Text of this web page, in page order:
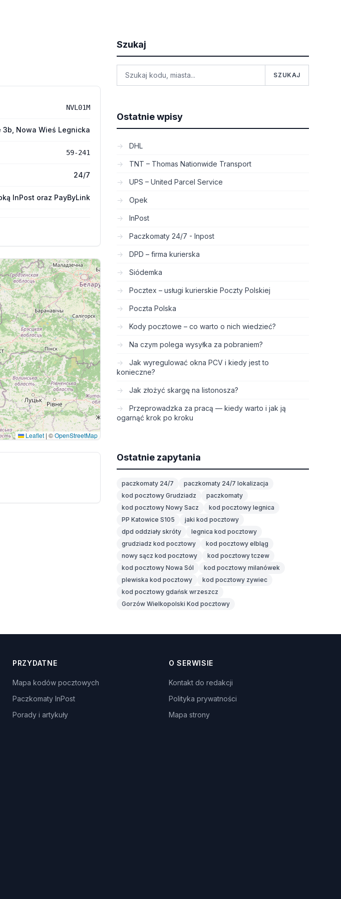
NVL01M
3b, Nowa Wieś Legnicka
59-241
24/7
InPost oraz PayByLink
Leaflet | ©OpenStreetMap
Szukaj
SZUKAJ
Ostatnie wpisy
DHL
TNT – Thomas Nationwide Transport
UPS – United Parcel Service
Opek
InPost
Paczkomaty 24/7 - Inpost
DPD – firma kurierska
Siódemka
Pocztex – usługi kurierskie Poczty Polskiej
Poczta Polska
Kody pocztowe – co warto o nich wiedzieć?
Na czym polega wysyłka za pobraniem?
Jak wyregulować okna PCV i kiedy jest to
konieczne?
Jak złożyć skargę na listonosza?
Przeprowadzka za pracą — kiedy warto i jak ją
ogarnąć krok po kroku
Ostatnie zapytania
paczkomaty 24/7
paczkomaty 24/7 lokalizacja
kod pocztowy Grudziadz
paczkomaty
kod pocztowy Nowy Sacz
kod pocztowy legnica
PP Katowice S105
jaki kod pocztowy
dpd oddziały skróty
legnica kod pocztowy
grudziadz kod pocztowy
kod pocztowy elbląg
nowy sącz kod pocztowy
kod pocztowy tczew
kod pocztowy Nowa Sól
kod pocztowy milanówek
plewiska kod pocztowy
kod pocztowy zywiec
kod pocztowy gdańsk wrzeszcz
Gorzów Wielkopolski Kod pocztowy
PRZYDATNE
Mapa kodów pocztowych
Paczkomaty InPost
Porady i artykuły
O SERWISIE
Kontakt do redakcji
Polityka prywatności
Mapa strony